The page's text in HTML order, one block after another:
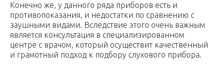
Конечно же, у данного ряда приборов есть и
противопоказания, и недостатки по сравнению с
заушными видами. Вследствие этого очень важным
является консультация в специализированном
центре с врачом, который осуществит качественный
и грамотный подход к подбору слухового прибора.